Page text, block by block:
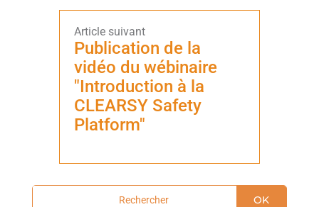
Publication de la
vidéo du wébinaire
"Introduction à la
CLEARSY Safety
Platform"
OK